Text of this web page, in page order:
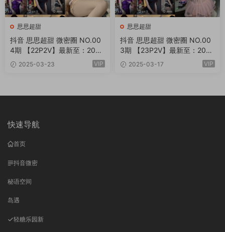
思思超甜
抖音 思思超甜 微密圈 NO.00
4期 【22P2V】最新至：202
5.3.26
2025-03-23 VIP
思思超甜
抖音 思思超甜 微密圈 NO.00
3期 【23P2V】最新至：202
5.3.20
2025-03-17 VIP
快速导航
首页
抖音微密
秘语空间
岛遇
轻糖乐园新